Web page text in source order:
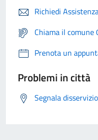
Richiedi
Chiama il
Prenota un
Problemi in città
Segnala disservizio